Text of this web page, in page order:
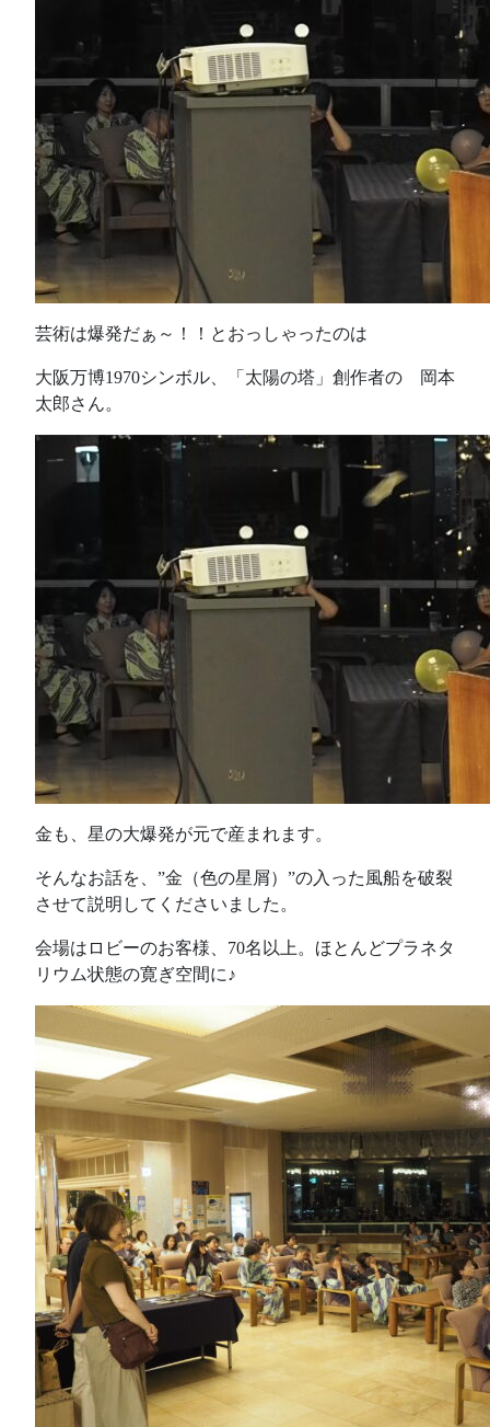
芸術は爆発だぁ～！！とおっしゃったのは
大阪万博1970シンボル、「太陽の塔」創作者の 岡本
太郎さん。
金も、星の大爆発が元で産まれます。
そんなお話を、”金（色の星屑）”の入った風船を破裂
させて説明してくださいました。
会場はロビーのお客様、70名以上。ほとんどプラネタ
リウム状態の寛ぎ空間に♪